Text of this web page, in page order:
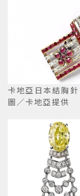
卡地亞日本結胸
圖／卡地亞提供